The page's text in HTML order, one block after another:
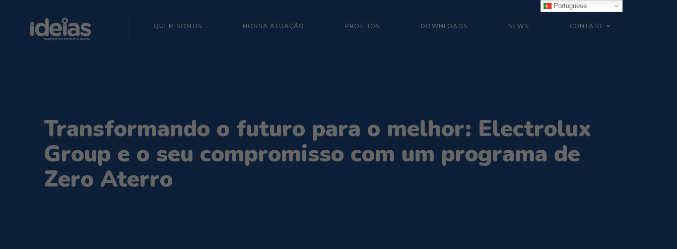
QUEM SOMOS NOSSA ATUAÇÃO PROJETOS DOWNLOADS NEWS CONTATO
Transformando o futuro para o melhor: Electrolux
Group e o seu compromisso com um programa de
Zero Aterro
Portuguese